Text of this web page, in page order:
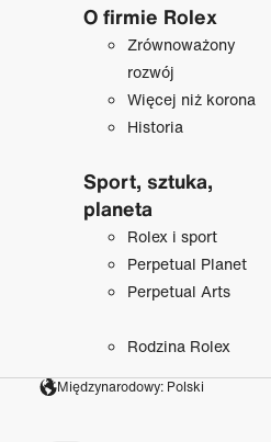
O firmie Rolex
Zrównoważony
rozwój
Więcej niż korona
Historia
Sport, sztuka,
planeta
Rolex i sport
Perpetual Planet
Perpetual Arts
Rodzina Rolex
Międzynarodowy: Polski